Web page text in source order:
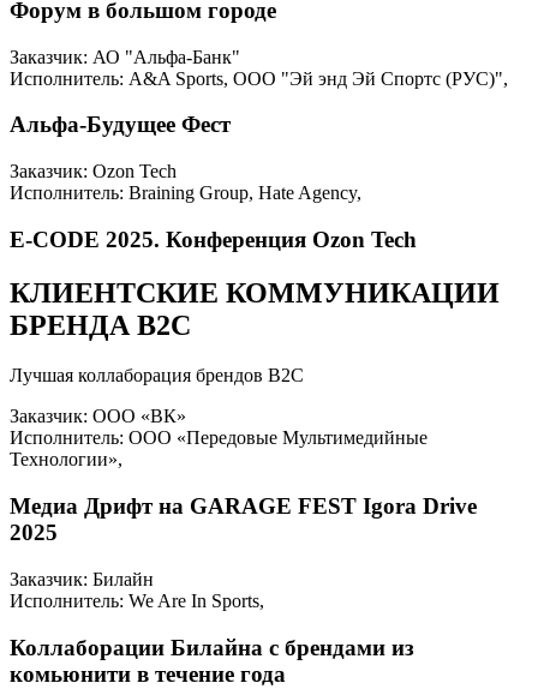
Форум в большом городе
Заказчик: АО "Альфа-Банк"
Исполнитель: A&A Sports, ООО "Эй энд Эй Спортс (РУС)",
Альфа-Будущее Фест
Заказчик: Ozon Tech
Исполнитель: Braining Group, Hate Agency,
E-CODE 2025. Конференция Ozon Tech
КЛИЕНТСКИЕ КОММУНИКАЦИИ
БРЕНДА B2C
Лучшая коллаборация брендов B2C
Заказчик: ООО «ВК»
Исполнитель: ООО «Передовые Мультимедийные
Технологии»,
Медиа Дрифт на GARAGE FEST Igora Drive
2025
Заказчик: Билайн
Исполнитель: We Are In Sports,
Коллаборации Билайна с брендами из
комьюнити в течение года